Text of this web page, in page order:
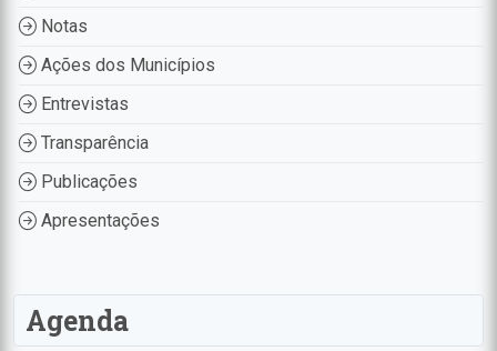
Notas
Ações dos Municípios
Entrevistas
Transparência
Publicações
Apresentações
Agenda